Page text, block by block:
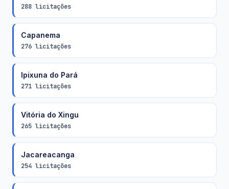
288 licitações
Capanema
276 licitações
Ipixuna do Pará
271 licitações
Vitória do Xingu
265 licitações
Jacareacanga
254 licitações